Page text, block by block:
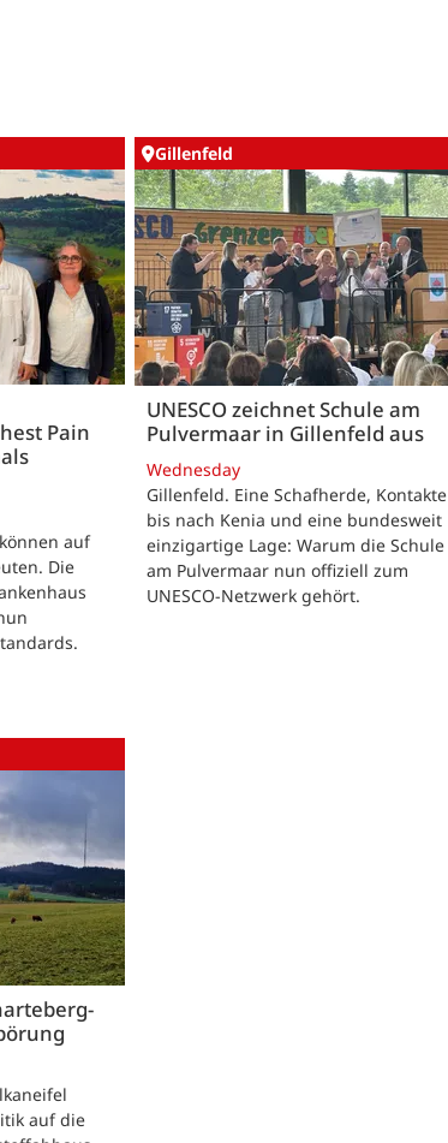
Pain
auf
Die
Gillenfeld
UNESCO zeichnet Schule am
Pulvermaar in Gillenfeld aus
Wednesday
Gillenfeld. Eine Schafherde, Kontakte
bis nach Kenia und eine bundesweit
einzigartige Lage: Warum die Schule
am Pulvermaar nun offiziell zum
UNESCO-Netzwerk gehört.
auf die